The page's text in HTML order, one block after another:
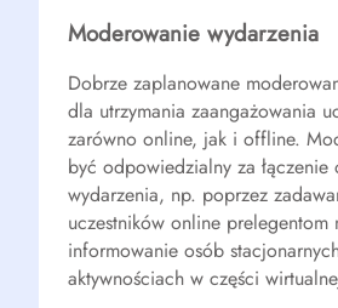
Moderowanie wydarzenia
Dobrze zaplanowane
dla utrzymania zaangażowania
zarówno online, jak i offline.
być odpowiedzialny za łączenie
wydarzenia, np. poprzez
uczestników online prelegentom
informowanie osób
aktywnościach w części